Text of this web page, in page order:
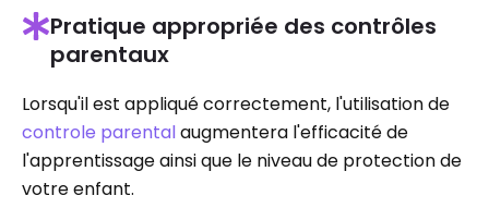
Pratique appropriée des contrôles
parentaux
Lorsqu'il est appliqué correctement, l'utilisation de
controle parentalaugmentera l'efficacité de
l'apprentissage ainsi que le niveau de protection de
votre enfant.